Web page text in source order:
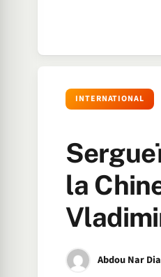
INTERNATIONAL
la
Abdou Nar Dia